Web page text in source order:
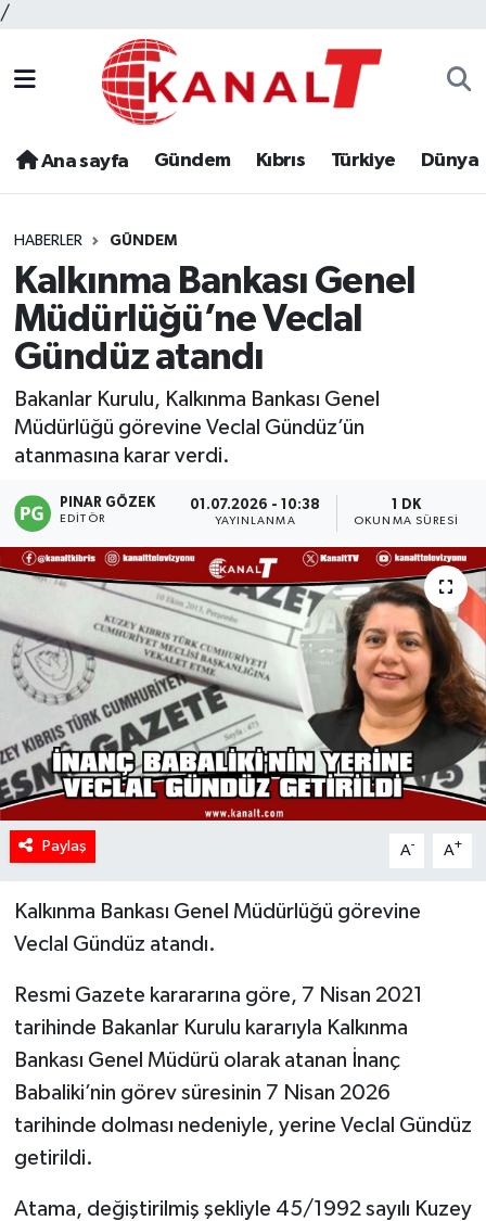
/
Ana sayfa Gündem Kıbrıs Türkiye Dünya
HABERLER GÜNDEM
Kalkınma Bankası Genel
Müdürlüğü’ne Veclal
Gündüz atandı
Bakanlar Kurulu, Kalkınma Bankası Genel
Müdürlüğü görevine Veclal Gündüz’ün
atanmasına karar verdi.
PINAR GÖZEK
EDITÖR
01.07.2026 - 10:38
YAYINLANMA
1 DK
OKUNMA SÜRESI
Paylaş A- A+
Kalkınma Bankası Genel Müdürlüğü görevine
Veclal Gündüz atandı.
Resmi Gazete karararına göre, 7 Nisan 2021
tarihinde Bakanlar Kurulu kararıyla Kalkınma
Bankası Genel Müdürü olarak atanan İnanç
Babaliki’nin görev süresinin 7 Nisan 2026
tarihinde dolması nedeniyle, yerine Veclal Gündüz
getirildi.
Atama, değiştirilmiş şekliyle 45/1992 sayılı Kuzey